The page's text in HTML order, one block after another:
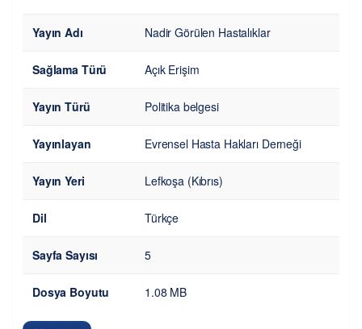
Yayın Adı Nadir Görülen Hastalıklar
Sağlama Türü Açık Erişim
Yayın Türü Politika belgesi
Yayınlayan Evrensel Hasta Hakları Derneği
Yayın Yeri Lefkoşa (Kıbrıs)
Dil Türkçe
Sayfa Sayısı 5
Dosya Boyutu 1.08 MB